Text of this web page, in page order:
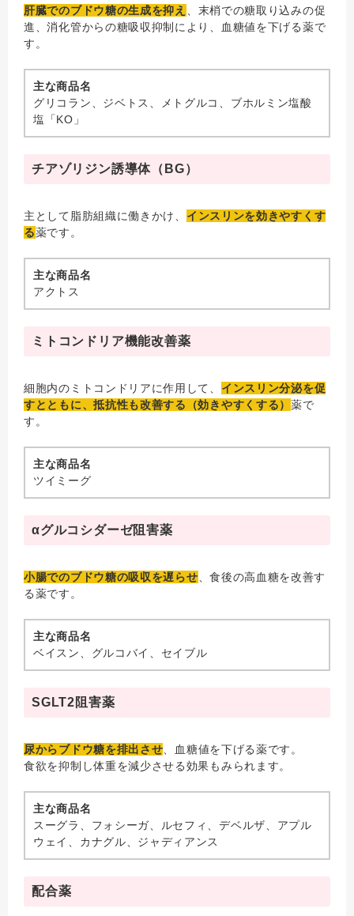
肝臓でのブドウ糖の生成を抑え
、末梢での糖取り込みの促
進、消化管からの糖吸収抑制により、血糖値を下げる薬で
す。
主な商品名
グリコラン、ジベトス、メトグルコ、ブホルミン塩酸
塩「KO」
チアゾリジン誘導体（BG）
主として脂肪組織に働きかけ、 インスリンを効きやすくす
る薬です。
主な商品名
アクトス
ミトコンドリア機能改善薬
細胞内のミトコンドリアに作用して、 インスリン分泌を促
すとともに、抵抗性も改善する（効きやすくする）薬で
す。
主な商品名
ツイミーグ
αグルコシダーゼ阻害薬
小腸でのブドウ糖の吸収を遅らせ 、食後の高血糖を改善す
る薬です。
主な商品名
ベイスン、グルコバイ、セイブル
SGLT2阻害薬
尿からブドウ糖を排出させ 、血糖値を下げる薬です。
食欲を抑制し体重を減少させる効果もみられます。
主な商品名
スーグラ、フォシーガ、ルセフィ、デベルザ、アプル
ウェイ、カナグル、ジャディアンス
配合薬